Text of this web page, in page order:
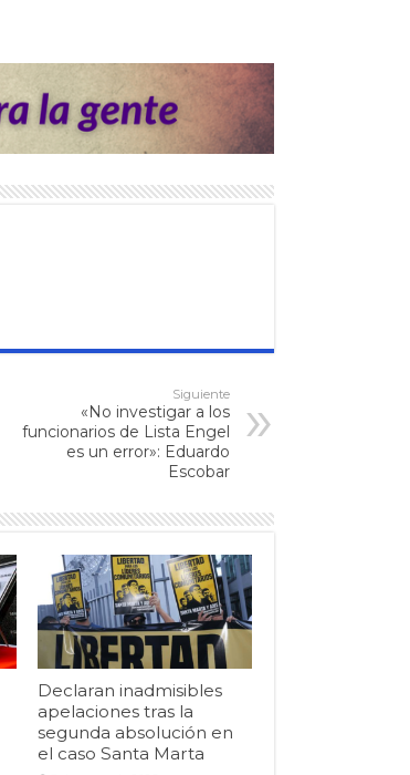
Siguiente
«No investigar a los
funcionarios de Lista Engel
es un error»: Eduardo
Escobar
Declaran inadmisibles
apelaciones tras la
segunda absolución en
el caso Santa Marta